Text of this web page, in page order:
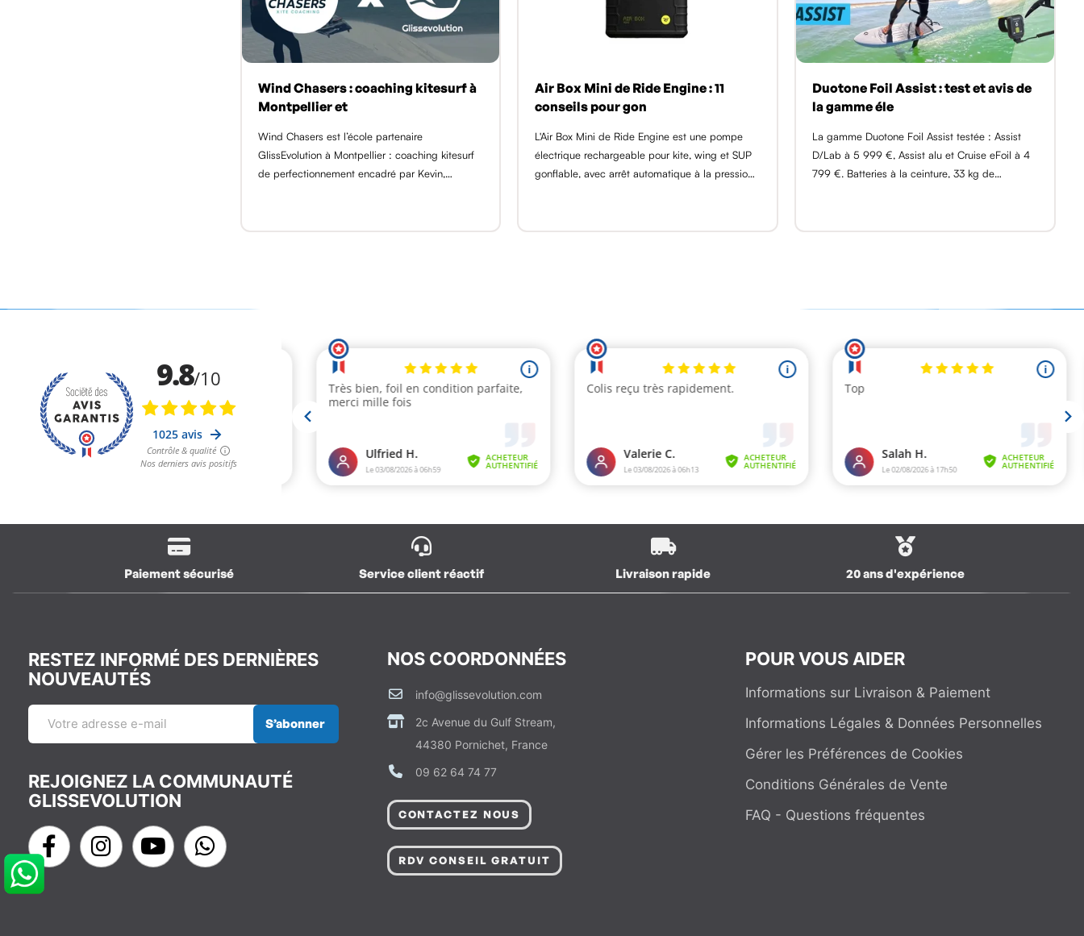
Wind Chasers : coaching kitesurf à
Montpellier et
Wind Chasers est l’école partenaire
GlissEvolution à Montpellier : coaching kitesurf
de perfectionnement encadré par Kevin,
duo à 160 €, sur les spots du go [...]
Air Box Mini de Ride Engine : 11
conseils pour gon
L'Air Box Mini de Ride Engine est une pompe
électrique rechargeable pour kite, wing et SUP
gonflable, avec arrêt automatique à la pression
plus vite, [...]
Duotone Foil Assist : test et avis de
la gamme éle
La gamme Duotone Foil Assist testée : Assist
D/Lab à 5 999 €, Assist alu et Cruise eFoil à 4
799 €. Batteries à la ceinture, 33 kg de
Paiement sécurisé Service client réactif Livraison rapide 20 ans d'expérience
RESTEZ INFORMÉ DES DERNIÈRES
NOUVEAUTÉS
S’abonner
REJOIGNEZ LA COMMUNAUTÉ
GLISSEVOLUTION
NOS COORDONNÉES
info@glissevolution.com
2c Avenue du Gulf Stream,
44380 Pornichet, France
09 62 64 74 77
CONTACTEZ NOUS
RDV CONSEIL GRATUIT
POUR VOUS AIDER
Informations sur Livraison & Paiement
Informations Légales & Données Personnelles
Gérer les Préférences de Cookies
Conditions Générales de Vente
FAQ - Questions fréquentes